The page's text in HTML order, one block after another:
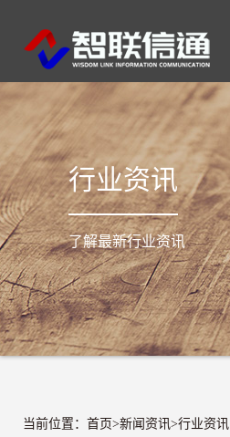
行业资讯
了解最新行业资讯
当前位置： 首页>新闻资讯>行业资讯